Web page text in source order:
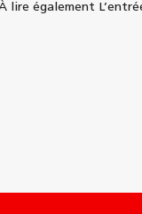
lire également